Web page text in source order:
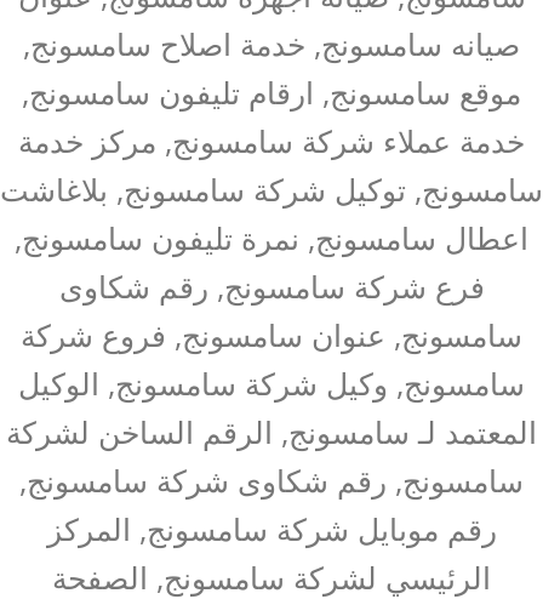
صيانه سامسونج, خدمة اصلاح سامسونج,
موقع سامسونج, ارقام تليفون سامسونج,
خدمة عملاء شركة سامسونج, مركز خدمة
سامسونج, توكيل شركة سامسونج, بلاغاشت
اعطال سامسونج, نمرة تليفون سامسونج,
فرع شركة سامسونج, رقم شكاوى
سامسونج, عنوان سامسونج, فروع شركة
سامسونج, وكيل شركة سامسونج, الوكيل
المعتمد لـ سامسونج, الرقم الساخن لشركة
سامسونج, رقم شكاوى شركة سامسونج,
رقم موبايل شركة سامسونج, المركز
الرئيسي لشركة سامسونج, الصفحة